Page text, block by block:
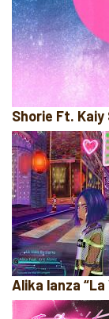
Shorie Ft.
Alika lanza